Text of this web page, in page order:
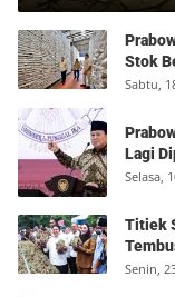
Stok
Sabtu,
Lagi
Selasa,
Titiek
Juta
Senin,